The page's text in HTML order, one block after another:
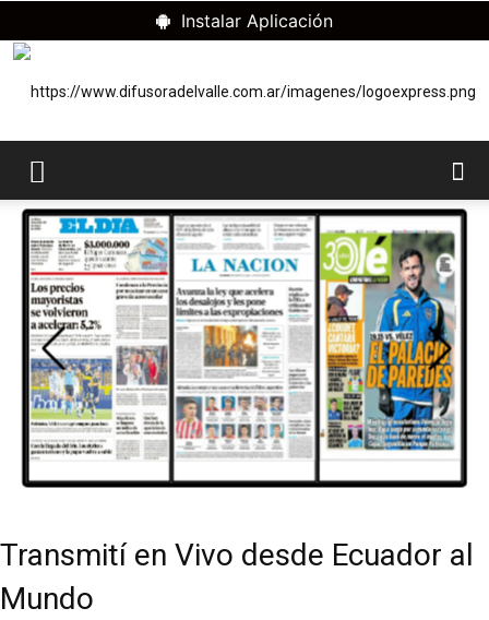
Instalar Aplicación
DIFUSORA
DEL
VALLE
Transmití en Vivo desde Ecuador al
Mundo